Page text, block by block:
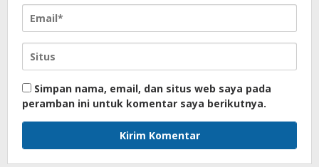
Simpan nama, email, dan situs web saya pada
peramban ini untuk komentar saya berikutnya.